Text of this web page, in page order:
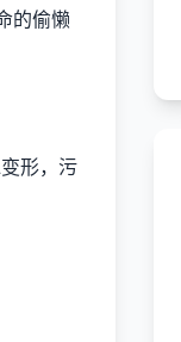
的偷懒
形，污